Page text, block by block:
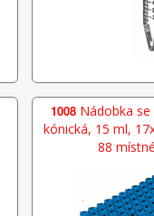
1008 Nádobka
kónická, 15 ml,
88